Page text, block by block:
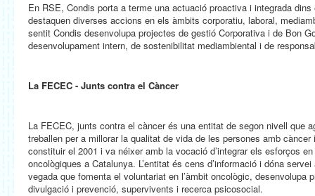
En RSE, Condis porta a terme una actuació proactiva i integrada
destaquen diverses accions en els àmbits corporatiu, laboral,
sentit Condis desenvolupa projectes de gestió Corporativa i de Bon
desenvolupament intern, de sostenibilitat mediambiental i de
La FECEC - Junts contra el Càncer
La FECEC, junts contra el càncer és una entitat de segon nivell que
treballen per a millorar la qualitat de vida de les persones amb
constituir el 2001 i va néixer amb la vocació d’integrar els esforços
oncològiques a Catalunya. L’entitat és cens d’informació i dóna
vegada que fomenta el voluntariat en l’àmbit oncològic, desenvolupa
divulgació i prevenció, supervivents i recerca psicosocial.